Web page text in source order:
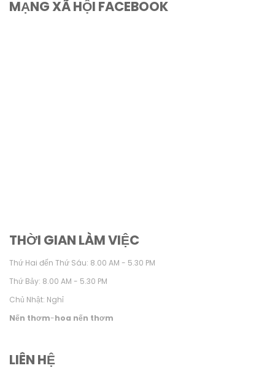
MẠNG XÃ HỘI FACEBOOK
THỜI GIAN LÀM VIỆC
Thứ Hai đến Thứ Sáu: 8.00 AM - 5.30 PM
Thứ Bảy: 8.00 AM - 5.30 PM
Chủ Nhật: Nghỉ
Nến thơm-hoa nến thơm
LIÊN HỆ